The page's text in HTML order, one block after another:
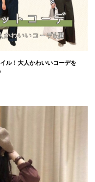
ル！大人かわいいコーデを